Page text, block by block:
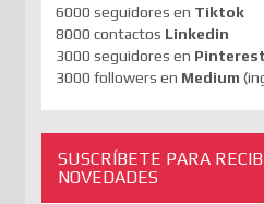
6000 seguidores en Tiktok
8000 contactos Linkedin
3000 seguidores en Pinterest
3000 followers en Medium
SUSCRÍBETE PARA
NOVEDADES